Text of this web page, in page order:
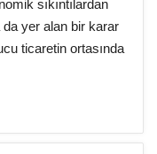
sıkıntılardan
da yer alan bir karar
ticaretin ortasında